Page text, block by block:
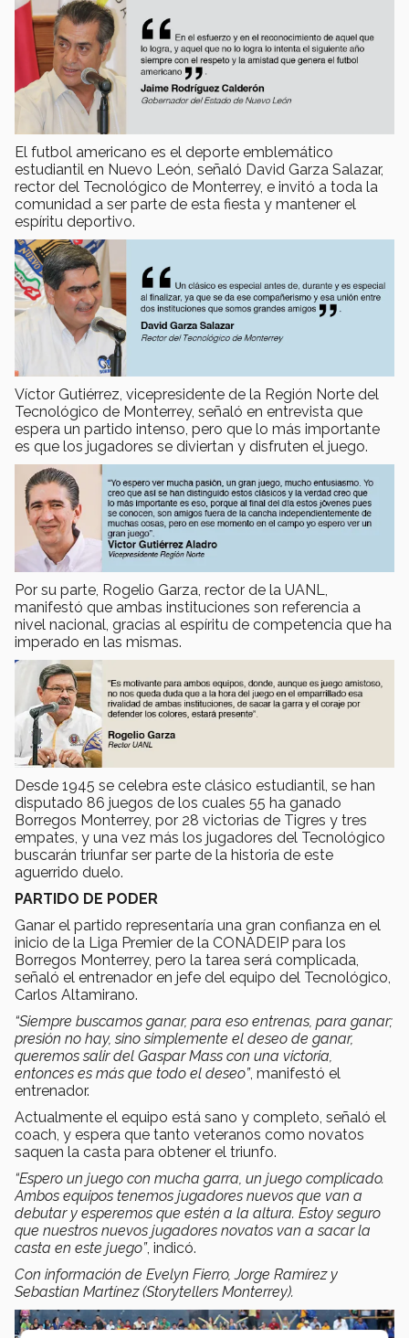
El futbol americano es el deporte emblemático
estudiantil en Nuevo León, señaló David Garza Salazar,
rector del Tecnológico de Monterrey, e invitó a toda la
comunidad a ser parte de esta fiesta y mantener el
espíritu deportivo.
Víctor Gutiérrez, vicepresidente de la Región Norte del
Tecnológico de Monterrey, señaló en entrevista que
espera un partido intenso, pero que lo más importante
es que los jugadores se diviertan y disfruten el juego.
Por su parte, Rogelio Garza, rector de la UANL,
manifestó que ambas instituciones son referencia a
nivel nacional, gracias al espíritu de competencia que ha
imperado en las mismas.
Desde 1945 se celebra este clásico estudiantil, se han
disputado 86 juegos de los cuales 55 ha ganado
Borregos Monterrey, por 28 victorias de Tigres y tres
empates, y una vez más los jugadores del Tecnológico
buscarán triunfar ser parte de la historia de este
aguerrido duelo.
PARTIDO DE PODER
Ganar el partido representaría una gran confianza en el
inicio de la Liga Premier de la CONADEIP para los
Borregos Monterrey, pero la tarea será complicada,
señaló el entrenador en jefe del equipo del Tecnológico,
Carlos Altamirano.
“Siempre buscamos ganar, para eso entrenas, para ganar;
presión no hay, sino simplemente el deseo de ganar,
queremos salir del Gaspar Mass con una victoria,
entonces es más que todo el deseo”, manifestó el
entrenador.
Actualmente el equipo está sano y completo, señaló el
coach, y espera que tanto veteranos como novatos
saquen la casta para obtener el triunfo.
“Espero un juego con mucha garra, un juego complicado.
Ambos equipos tenemos jugadores nuevos que van a
debutar y esperemos que estén a la altura. Estoy seguro
que nuestros nuevos jugadores novatos van a sacar la
casta en este juego”, indicó.
Con información de Evelyn Fierro, Jorge Ramírez y
Sebastian Martínez (Storytellers Monterrey).